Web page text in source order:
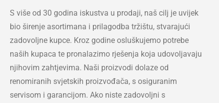
S više od 30 godina iskustva u prodaji, naš cilj je uvijek
bio širenje asortimana i prilagodba tržištu, stvarajući
zadovoljne kupce. Kroz godine osluškujemo potrebe
naših kupaca te pronalazimo rješenja koja udovoljavaju
njihovim zahtjevima. Naši proizvodi dolaze od
renomiranih svjetskih proizvođača, s osiguranim
servisom i garancijom. Ako niste zadovoljni s